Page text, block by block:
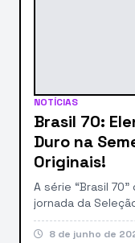
NOTÍCIAS
Brasil 70:
Duro na
Originais!
A série “Brasil
jornada da
mundial na Copa
promessa de
8 de junho de